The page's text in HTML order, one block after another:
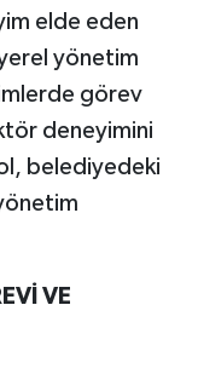
elde eden
yönetim
görev
deneyimini
belediyedeki
VE